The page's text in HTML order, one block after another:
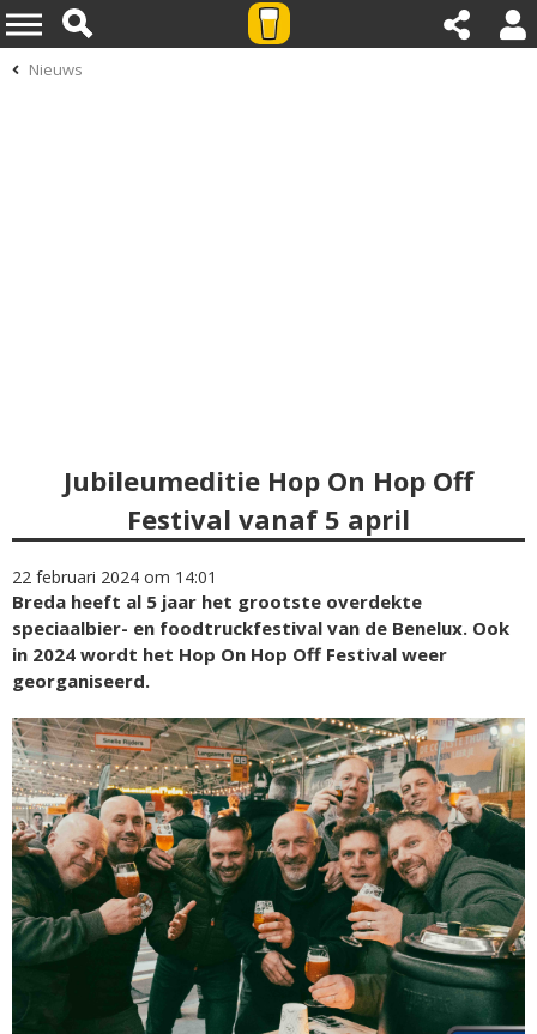
Nieuws
Jubileumeditie Hop On Hop Off
Festival vanaf 5 april
22 februari 2024 om 14:01
Breda heeft al 5 jaar het grootste overdekte
speciaalbier- en foodtruckfestival van de Benelux. Ook
in 2024 wordt het Hop On Hop Off Festival weer
georganiseerd.